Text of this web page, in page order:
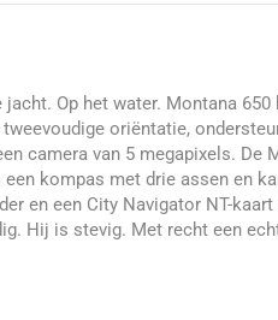
Op het water. Montana
oriëntatie,
camera van 5 megapixels. De
kompas met drie assen en
en een City Navigator NT-
Hij is stevig. Met recht een